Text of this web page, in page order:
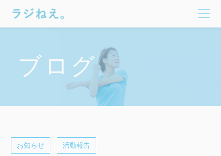
ブログ
お知らせ 活動報告